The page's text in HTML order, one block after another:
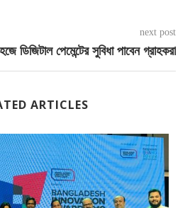
next post
ডিজিটাল পেমেন্টের সুবিধা পাবেন গ্রাহকরা
ARTICLES